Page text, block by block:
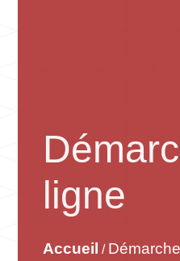
ligne
Accueil /